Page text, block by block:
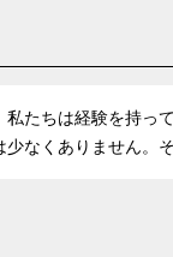
たちは経験を持っ
なくありません。